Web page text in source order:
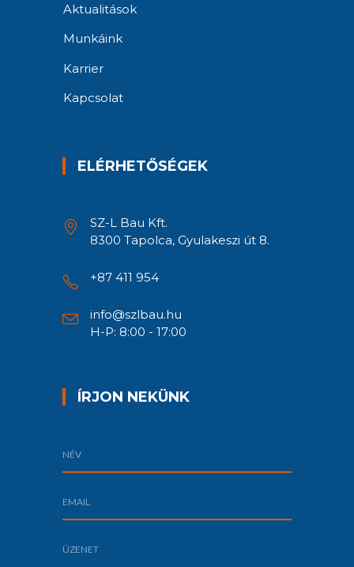
Aktualitások
Munkáink
Karrier
Kapcsolat
ELÉRHETŐSÉGEK
SZ-L Bau Kft.
8300 Tapolca, Gyulakeszi út 8.
+87 411 954
info@szlbau.hu
H-P: 8:00 - 17:00
ÍRJON NEKÜNK